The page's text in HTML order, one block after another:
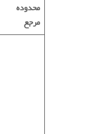
محدوده
مرجع